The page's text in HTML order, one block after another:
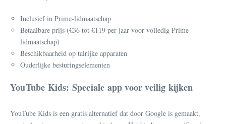
Inclusief in Prime-lidmaatschap
Betaalbare prijs (€36 tot €119 per jaar voor volledig Prime-
lidmaatschap)
Beschikbaarheid op talrijke apparaten
Ouderlijke besturingselementen
YouTube Kids: Speciale app voor veilig kijken
YouTube Kids is een gratis alternatief dat door Google is gemaakt,